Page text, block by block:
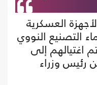
العسكرية
التصنيع النووي
اغتيالهم إلى
رئيس وزراء